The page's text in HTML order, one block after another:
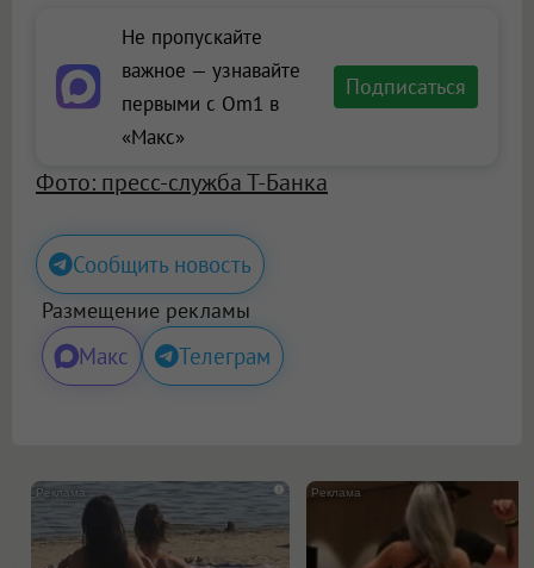
Не пропускайте
важное — узнавайте
первыми с Om1 в
«Макс»
Подписаться
Фото: пресс-служба Т-Банка
Сообщить новость
Размещение рекламы
Макс Телеграм
i